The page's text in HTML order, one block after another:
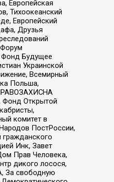
Европейская
Тихоокеанский
Европейский
Друзья
Фонд Будущее
Украинской
Всемирный
Польша,
Фонд Открытой
комитет в
ПостРоссии,
гражданского
Инк, Завет
Прав Человека,
дикого лосося,
За свободную